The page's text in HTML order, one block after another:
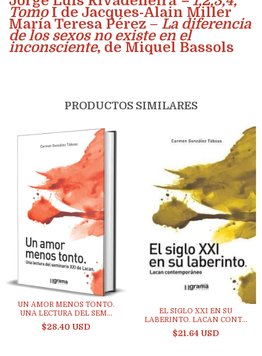
TomoI de Jacques-Alain Miller
María Teresa Pérez – La diferencia
de los sexos no existe en el
inconsciente, de Miquel Bassols
PRODUCTOS SIMILARES
UN AMOR MENOS TONTO.
UNA LECTURA DEL SEM...
$28.40 USD
EL SIGLO XXI EN SU
LABERINTO. LACAN CONT...
$21.64 USD